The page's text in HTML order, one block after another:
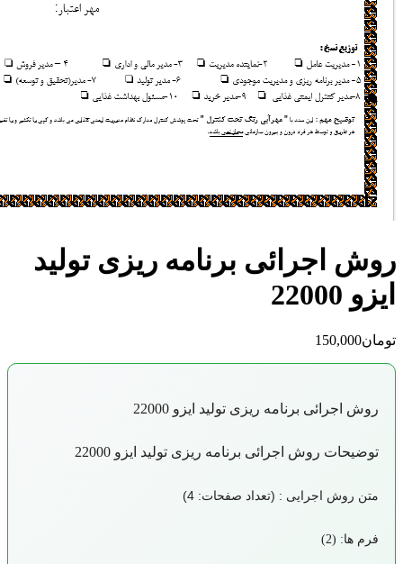
برنامه ريزی توليد
برنامه ريزی توليد ایزو 22000
روش اجرائی برنامه ريزی توليد ایزو 22000
اجرایی : (تعداد صفحات: 4)